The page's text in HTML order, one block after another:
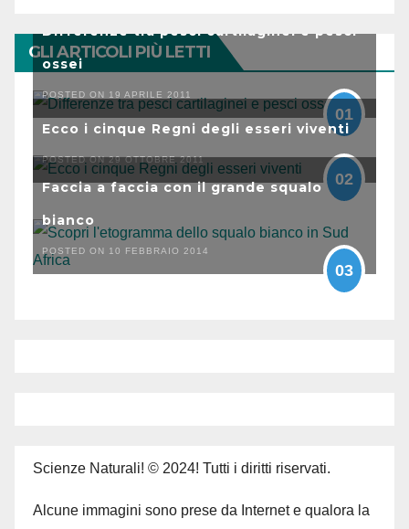
GLI ARTICOLI PIÙ LETTI
Differenze tra pesci cartilaginei e pesci
ossei
POSTED ON 19 APRILE 2011
01
Ecco i cinque Regni degli esseri viventi
POSTED ON 29 OTTOBRE 2011
02
Faccia a faccia con il grande squalo
bianco
POSTED ON 10 FEBBRAIO 2014
03
Scienze Naturali! © 2024! Tutti i diritti riservati.
Alcune immagini sono prese da Internet e qualora la